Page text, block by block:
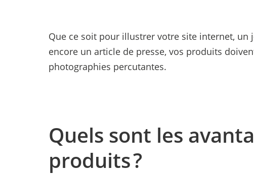
Que ce soit pour illustrer votre site internet, un
encore un article de presse, vos produits
photographies percutantes.
Quels sont les
produits ?